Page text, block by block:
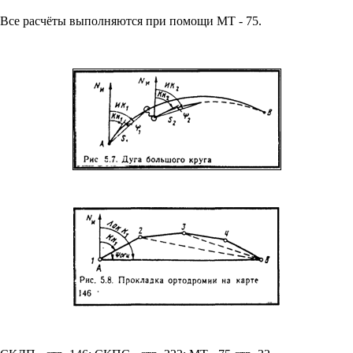
Все расчёты выполняются при помощи МТ - 75.